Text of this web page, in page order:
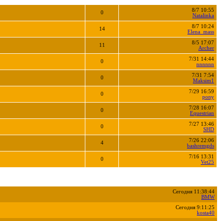
0
8/7 10:55
Natalinka
14
8/7 10:24
Elena_mass
11
8/5 17:07
Archer
0
7/31 14:44
nnnnnn
0
7/31 7:54
Maksim1
0
7/29 16:59
pony
0
7/28 16:07
Equestrian
0
7/27 13:46
SHD
4
7/26 22:06
bashremgds
0
7/16 13:31
Vet25
Сегодня 11:38:44
BMW
Сегодня 9:11:25
kosta40